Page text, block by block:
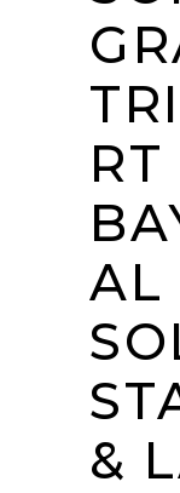
AL
&